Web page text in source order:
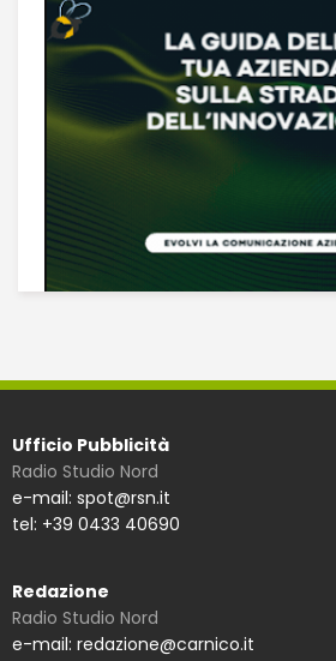
Ufficio Pubblicità
Radio Studio Nord
e-mail: spot@rsn.it
tel: +39 0433 40690
Redazione
Radio Studio Nord
e-mail: redazione@carnico.it